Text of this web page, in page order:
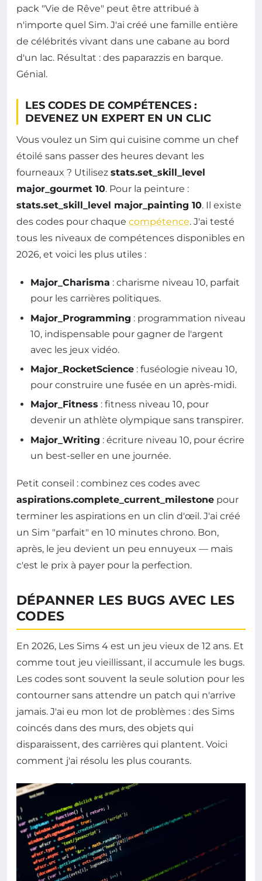
pack "Vie de Rêve" peut être attribué à
n'importe quel Sim. J'ai créé une famille entière
de célébrités vivant dans une cabane au bord
d'un lac. Résultat : des paparazzis en barque.
Génial.
LES CODES DE COMPÉTENCES :
DEVENEZ UN EXPERT EN UN CLIC
Vous voulez un Sim qui cuisine comme un chef
étoilé sans passer des heures devant les
fourneaux ? Utilisez stats.set_skill_level
major_gourmet 10. Pour la peinture :
stats.set_skill_level major_painting 10. Il existe
des codes pour chaque compétence. J'ai testé
tous les niveaux de compétences disponibles en
2026, et voici les plus utiles :
Major_Charisma : charisme niveau 10, parfait
pour les carrières politiques.
Major_Programming : programmation niveau
10, indispensable pour gagner de l'argent
avec les jeux vidéo.
Major_RocketScience : fuséologie niveau 10,
pour construire une fusée en un après-midi.
Major_Fitness : fitness niveau 10, pour
devenir un athlète olympique sans transpirer.
Major_Writing : écriture niveau 10, pour écrire
un best-seller en une journée.
Petit conseil : combinez ces codes avec
aspirations.complete_current_milestone pour
terminer les aspirations en un clin d'œil. J'ai créé
un Sim "parfait" en 10 minutes chrono. Bon,
après, le jeu devient un peu ennuyeux — mais
c'est le prix à payer pour la perfection.
DÉPANNER LES BUGS AVEC LES
CODES
En 2026, Les Sims 4 est un jeu vieux de 12 ans. Et
comme tout jeu vieillissant, il accumule les bugs.
Les codes sont souvent la seule solution pour les
contourner sans attendre un patch qui n'arrive
jamais. J'ai eu mon lot de problèmes : des Sims
coincés dans des murs, des objets qui
disparaissent, des carrières qui plantent. Voici
comment j'ai résolu les plus courants.